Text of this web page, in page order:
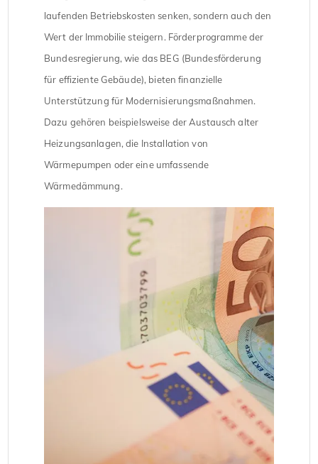
laufenden Betriebskosten senken, sondern auch den
Wert der Immobilie steigern. Förderprogramme der
Bundesregierung, wie das BEG (Bundesförderung
für effiziente Gebäude), bieten finanzielle
Unterstützung für Modernisierungsmaßnahmen.
Dazu gehören beispielsweise der Austausch alter
Heizungsanlagen, die Installation von
Wärmepumpen oder eine umfassende
Wärmedämmung.